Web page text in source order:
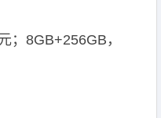
；8GB+256GB，